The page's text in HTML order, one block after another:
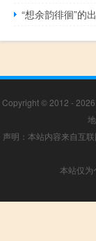
“想余韵徘徊”的
Copyright © 2012 - 2026
声明：本站内容来自互
本站仅为